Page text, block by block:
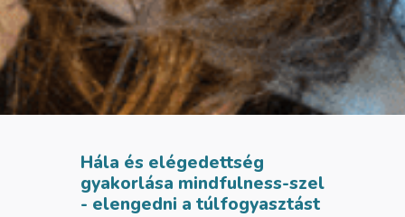
Hála és elégedettség
gyakorlása mindfulness-szel
- elengedni a túlfogyasztást